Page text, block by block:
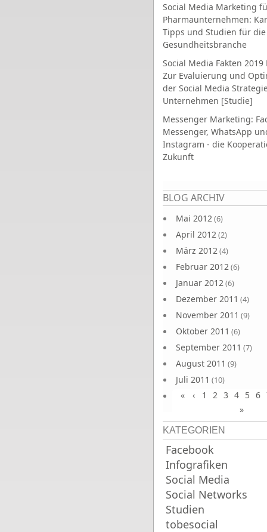
Social Media Marketing
Pharmaunternehmen:
Tipps und Studien für die
Gesundheitsbranche
Social Media Fakten 2019
Zur Evaluierung und
der Social Media
Unternehmen [Studie]
Messenger Marketing:
Messenger, WhatsApp
Instagram - die
Zukunft
BLOG ARCHIV
Mai 2012(6)
April 2012(2)
März 2012(4)
Februar 2012(6)
Januar 2012(6)
Dezember 2011 (4)
November 2011 (9)
Oktober 2011 (6)
September 2011 (7)
August 2011 (9)
Juli 2011 (10)
Juni 2011(9)
Seiten
« ‹ 1 2 3 4 5 6
»
KATEGORIEN
Facebook
Infografiken
Social Media
Social Networks
Studien
tobesocial